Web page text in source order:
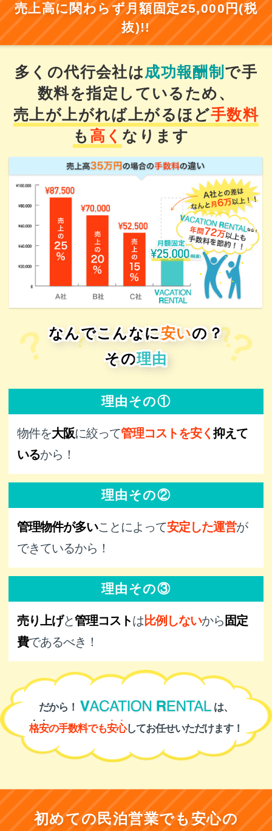
売上高に関わらず月額固定25,000円(税
抜)!!
多くの代行会社は成功報酬制 で手
数料を指定しているため、
売上が上がれば上がるほど手数料
も 高く なります
なんでこんなに安いの？
その理由
理由その①
物件を大阪に絞って管理コスト を安く 抑えて
いるから！
理由その②
管理物件が多いことによって安定した運営が
できているから！
理由その③
売り上げと管理コストは 比例しないから 固定
費であるべき！
だから！
は、
格安の手数料でも安心してお任せいただけます！
初めての民泊営業でも安心の